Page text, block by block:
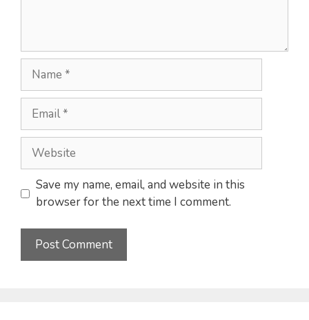
Name
Email
Website
Save my name, email, and website in this
browser for the next time I comment.